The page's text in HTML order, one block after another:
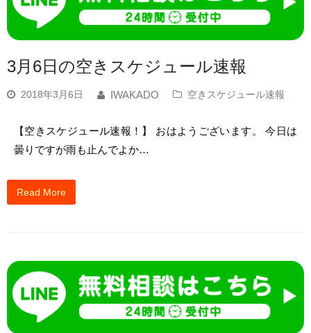
3月6日の空きスケジュール速報
2018年3月6日 IWAKADO 空きスケジュール速報
【空きスケジュール速報！】 おはようございます。 今日は
曇りですが雨も止んでよか…
Read More